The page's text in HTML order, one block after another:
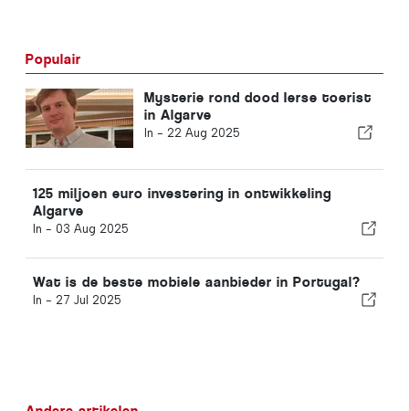
Populair
Mysterie rond dood Ierse toerist
in Algarve
In - 22 Aug 2025
125 miljoen euro investering in ontwikkeling
Algarve
In - 03 Aug 2025
Wat is de beste mobiele aanbieder in Portugal?
In - 27 Jul 2025